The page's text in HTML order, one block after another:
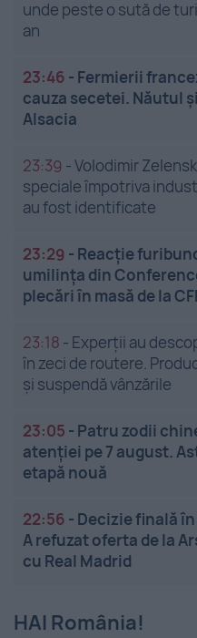
unde peste o sută de
an
23:46 - Fermierii
cauza secetei. Năutul
Alsacia
23:39 -Volodimir
speciale împotriva
au fost identificate
23:29 - Reacție
umilința din
plecări în masă de la
23:18 - Experții au
în zeci de routere.
și suspendă vânzările
23:05 - Patru zodii
atenției pe 7 august.
etapă nouă
22:56 - Decizie finală
A refuzat oferta de la
cu Real Madrid
HAI România!